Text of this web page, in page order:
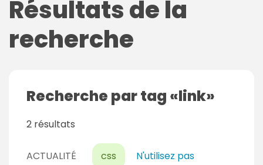
Résultats de la
recherche
Recherche par tag link
2 résultats
ACTUALITÉ css
N'utilisez pas